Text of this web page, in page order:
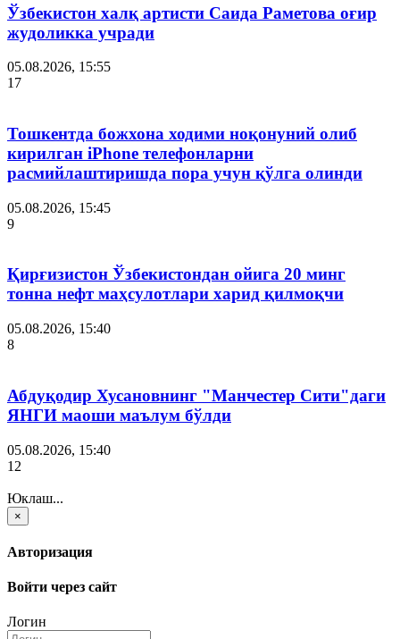
Ўзбекистон халқ артисти Саида Раметова оғир
жудоликка учради
05.08.2026, 15:55
17
Тошкентда божхона ходими ноқонуний олиб
кирилган iPhone телефонларни
расмийлаштиришда пора учун қўлга олинди
05.08.2026, 15:45
9
Қирғизистон Ўзбекистондан ойига 20 минг
тонна нефт маҳсулотлари харид қилмоқчи
05.08.2026, 15:40
8
Абдуқодир Хусановнинг "Манчестер Сити"даги
ЯНГИ маоши маълум бўлди
05.08.2026, 15:40
12
Юклаш...
×
Авторизация
Войти через сайт
Логин